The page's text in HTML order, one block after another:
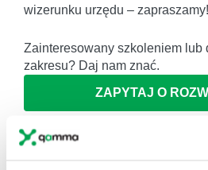
wizerunku urzędu – zapraszamy!
Zainteresowany szkoleniem lub
zakresu? Daj nam znać.
ZAPYTAJ O